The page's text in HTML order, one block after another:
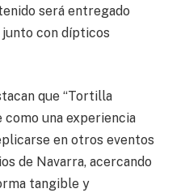
será entregado
con dípticos
que “Tortilla
como una experiencia
en otros eventos
de Navarra, acercando
tangible y